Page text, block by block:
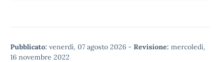
Pubblicato: venerdì, 07 agosto 2026 - Revisione: mercoledì,
16 novembre 2022